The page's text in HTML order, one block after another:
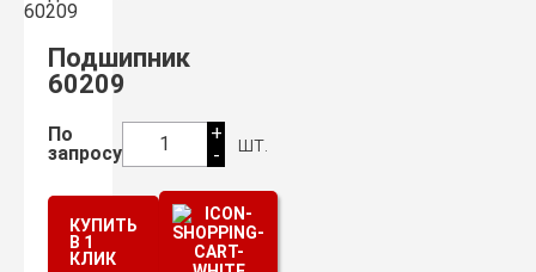
Подшипник
60209
По
запросу
1
+
-
шт.
КУПИТЬ
В 1
КЛИК